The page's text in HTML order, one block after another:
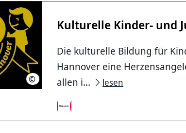
© Stadtteilkultur
Kulturelle Kinder- und
Die kulturelle Bildung für
Hannover eine
allen i...
lesen